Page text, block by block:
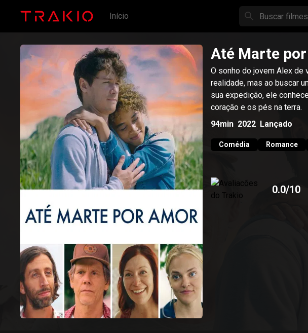
Início
Até Marte
O sonho do jovem Alex de
realidade, mas ao buscar
sua expedição, ele
coração e os pés na terra.
94min 2022 Lançado
Comédia Romance
0.0/10